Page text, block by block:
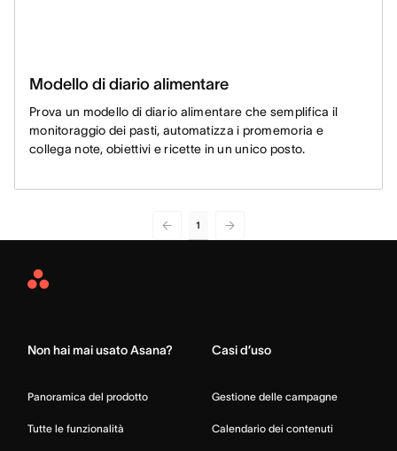
Modello di diario alimentare
Prova un modello di diario alimentare che semplifica il
monitoraggio dei pasti, automatizza i promemoria e
collega note, obiettivi e ricette in un unico posto.
1
Asana
Non hai mai usato Asana?
Panoramica del prodotto
Tutte le funzionalità
Casi d’uso
Gestione delle campagne
Calendario dei contenuti